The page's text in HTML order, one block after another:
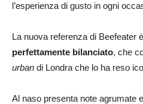
l’esperienza di gusto in ogni
La nuova referenza di Beefeater
perfettamente bilanciato, che
urban di Londra che lo ha reso
Al naso presenta note agrumate